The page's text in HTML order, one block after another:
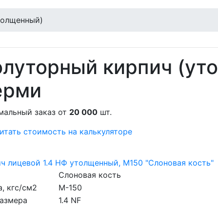
кирпич
заказ от 20 000 шт.
стоимость на калькуляторе
лицевой 1.4 НФ утолщенный, M150 "Слоновая кость"
Слоновая кость
кгс/см2
M-150
1.4 NF